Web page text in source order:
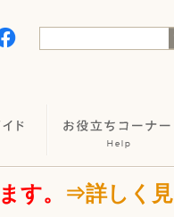
す。
⇒詳しく見